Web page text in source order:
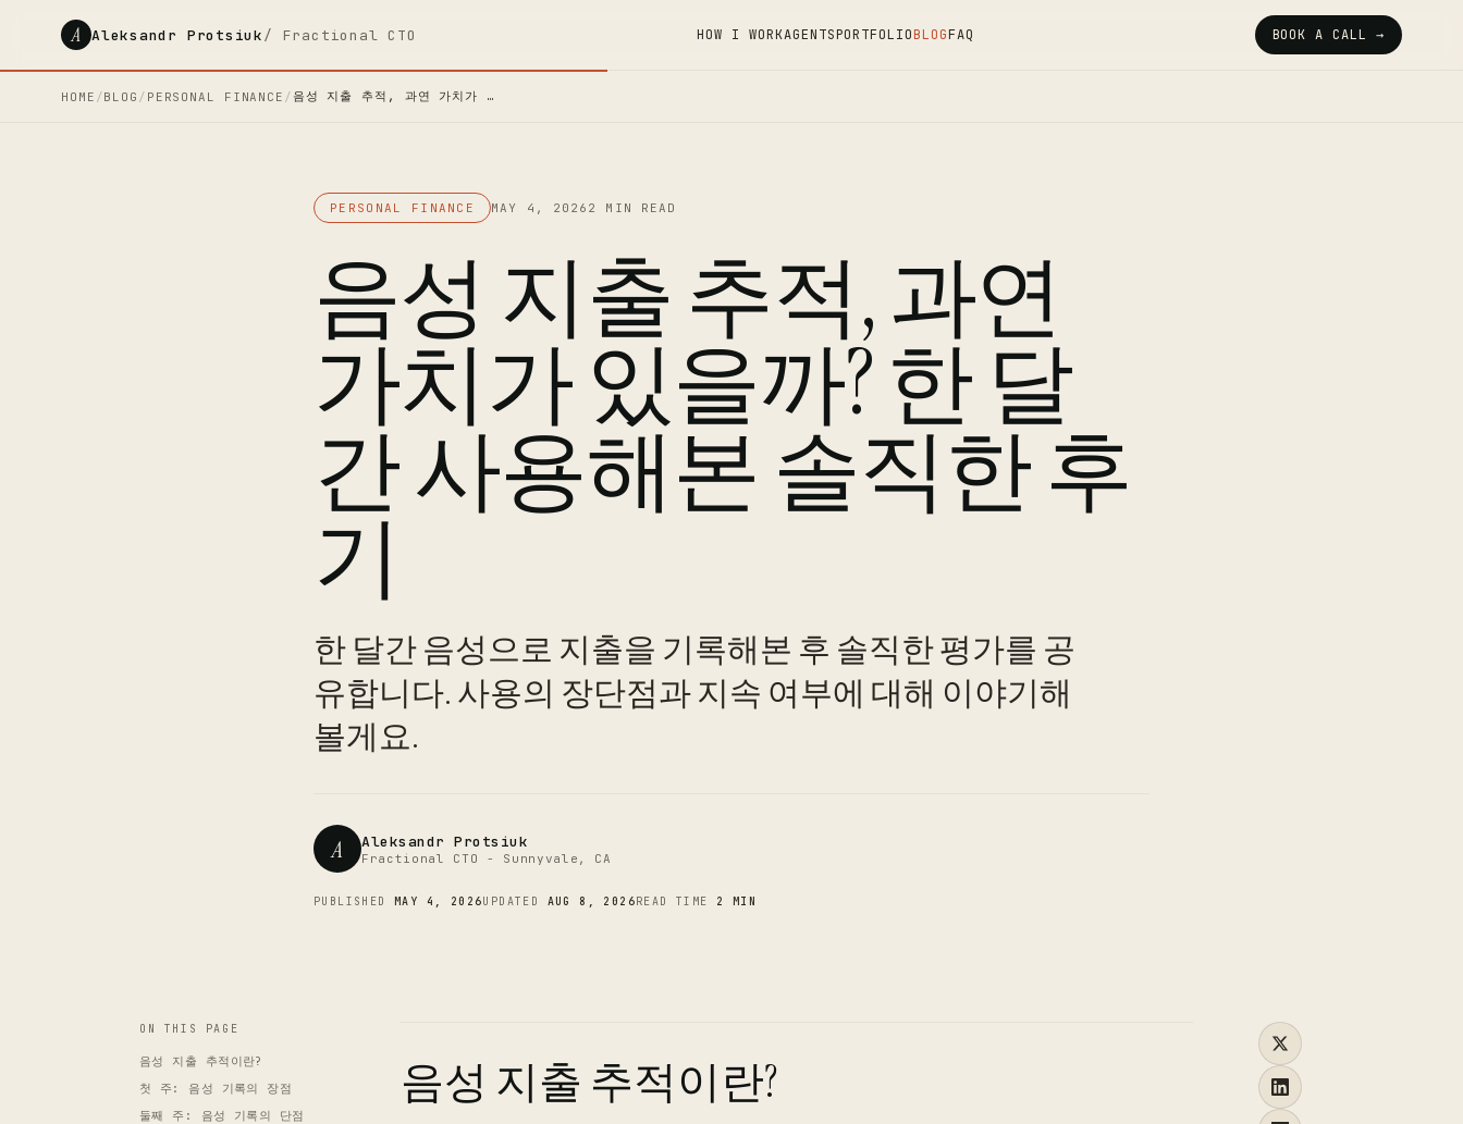
A Aleksandr Protsiuk/ Fractional CTO HOW I WORKAGENTSPORTFOLIOBLOGFAQ BOOK A CALL →
HOME /BLOG / PERSONAL FINANCE / 음성 지출 추적, 과연 가치가 …
PERSONAL FINANCE MAY 4, 2026 2 MIN READ
음성 지출 추적, 과연
가치가 있을까? 한 달
간 사용해본 솔직한 후
기
한 달간 음성으로 지출을 기록해본 후 솔직한 평가를 공
유합니다. 사용의 장단점과 지속 여부에 대해 이야기해
볼게요.
A Aleksandr Protsiuk
Fractional CTO - Sunnyvale, CA
PUBLISHED MAY 4, 2026UPDATED AUG 8, 2026READ TIME 2 MIN
CTO
ON THIS PAGE
음성 지출 추적이란?
첫 주: 음성 기록의 장점
둘째 주: 음성 기록의 단점
음성 지출 추적이란?